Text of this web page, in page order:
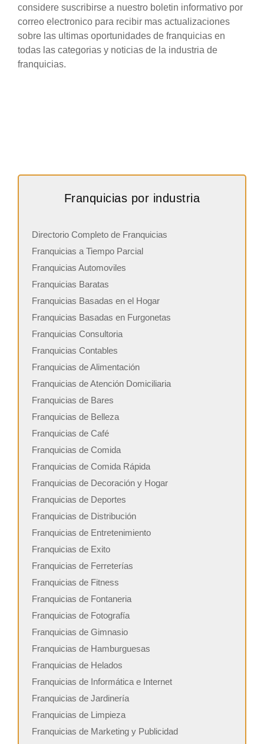
considere suscribirse a nuestro boletin informativo por
correo electronico para recibir mas actualizaciones
sobre las ultimas oportunidades de franquicias en
todas las categorias y noticias de la industria de
franquicias.
Franquicias por industria
Directorio Completo de Franquicias
Franquicias a Tiempo Parcial
Franquicias Automoviles
Franquicias Baratas
Franquicias Basadas en el Hogar
Franquicias Basadas en Furgonetas
Franquicias Consultoria
Franquicias Contables
Franquicias de Alimentación
Franquicias de Atención Domiciliaria
Franquicias de Bares
Franquicias de Belleza
Franquicias de Café
Franquicias de Comida
Franquicias de Comida Rápida
Franquicias de Decoración y Hogar
Franquicias de Deportes
Franquicias de Distribución
Franquicias de Entretenimiento
Franquicias de Exito
Franquicias de Ferreterías
Franquicias de Fitness
Franquicias de Fontaneria
Franquicias de Fotografía
Franquicias de Gimnasio
Franquicias de Hamburguesas
Franquicias de Helados
Franquicias de Informática e Internet
Franquicias de Jardinería
Franquicias de Limpieza
Franquicias de Marketing y Publicidad